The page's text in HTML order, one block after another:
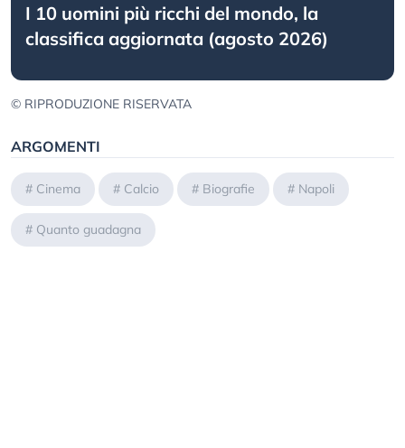
I 10 uomini più ricchi del mondo, la
classifica aggiornata (agosto 2026)
© RIPRODUZIONE RISERVATA
ARGOMENTI
# Cinema # Calcio # Biografie # Napoli
# Quanto guadagna